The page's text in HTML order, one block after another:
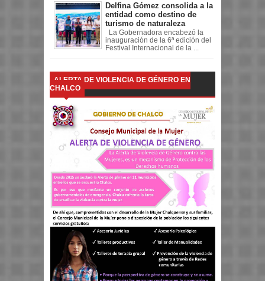
Delfina Gómez consolida a la
entidad como destino de
turismo de naturaleza
La Gobernadora encabezó la
inauguración de la 6ª edición del
Festival Internacional de la ...
ALERTA DE VIOLENCIA DE GÉNERO EN
CHALCO